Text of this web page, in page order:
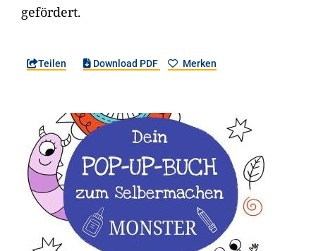
gefördert.
Teilen Download PDF Merken